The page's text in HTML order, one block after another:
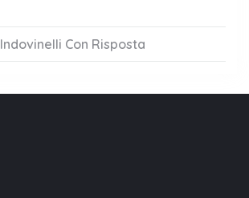
Con Risposta